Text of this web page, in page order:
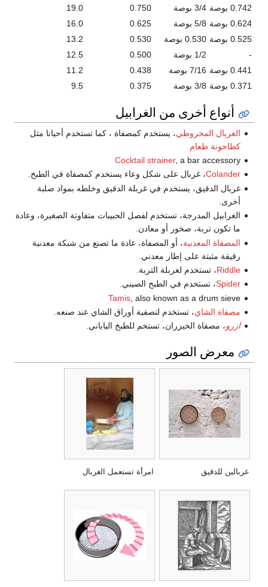
0.742 بوصة 3/4 بوصة 0.750
19.0
0.624 بوصة
5/8 بوصة 0.625
16.0
0.525 بوصة
0.530 بوصة 0.530
13.2
-
1/2 بوصة 0.500
12.5
0.441 بوصة
7/16 بوصة 0.438
11.2
0.371 بوصة
3/8 بوصة 0.375
9.5
أنواع أخرى من الغرابيل
الغربال المخروطي، يستخدم كمصفاة ، كما تستخدم أحيانا مثل
كطاحونة طعام
Cocktail strainer, a bar accessory
Colander، غربال على شكل وعاء يستخدم كمصفاة في الطبخ.
غربال الدقيق، يستخدم في غربلة الدقيق وخلطه بمواد صلبة
أخرى.
الغرابيل المدرجة، تستخدم لفصل الحبيبات متفاوتة الصغيرة، وعادة
ما تكون تربة، صخور أو معادن.
المصفاة المعدنية، أو المصفاة، عادة ما تصنع من شبكة معدنية
رقيقة مثبتة على إطار معدني.
Riddle، تستخدم لغربلة التربة.
Spider، تستخدم في الطبخ الصيني.
Tamis, also known as a drum sieve
مصفاة الشاي، تستخدم لتصفية أوراق الشاي عند صنعه.
ازرو، مصفاة الخيزران، تستخم للطبخ الياباني.
معرض الصور
غربالين للدقيق امرأة تستعمل الغربال